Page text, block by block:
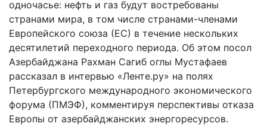
одночасье: нефть и газ будут востребованы
странами мира, в том числе странами-членами
Европейского союза (ЕС) в течение нескольких
десятилетий переходного периода. Об этом посол
Азербайджана Рахман Сагиб оглы Мустафаев
рассказал в интервью «Ленте.ру» на полях
Петербургского международного экономического
форума (ПМЭФ), комментируя перспективы отказа
Европы от азербайджанских энергоресурсов.